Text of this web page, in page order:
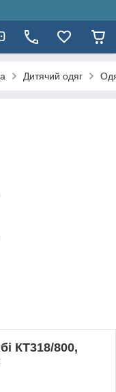
Дитячий одяг
КТ318/800,